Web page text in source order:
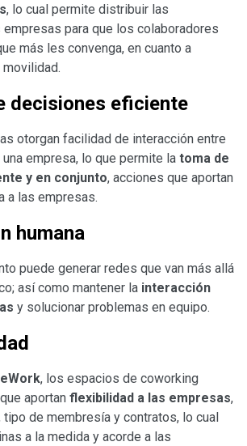
, lo cual permite distribuir las
para que los colaboradores
más les convenga, en cuanto a
movilidad.
decisiones eficiente
otorgan facilidad de interacción entre
empresa, lo que permite la toma de
y en conjunto, acciones que aportan
a las empresas.
humana
puede generar redes que van más allá
así como mantener la interacción
y solucionar problemas en equipo.
, los espacios de coworking
aportan flexibilidad a las empresas,
de membresía y contratos, lo cual
a la medida y acorde a las